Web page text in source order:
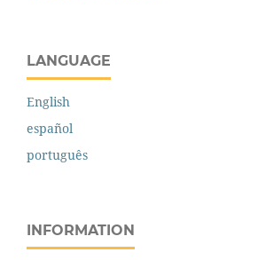
LANGUAGE
English
español
português
INFORMATION